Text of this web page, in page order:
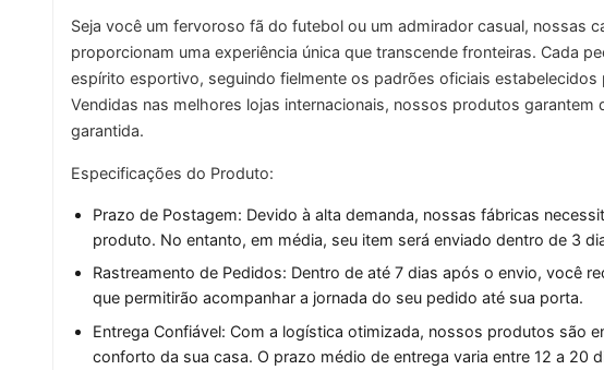
Seja você um fervoroso fã do futebol ou um admirador casual, nossas
proporcionam uma experiência única que transcende fronteiras. Cada
espírito esportivo, seguindo fielmente os padrões oficiais estabelecidos
Vendidas nas melhores lojas internacionais, nossos produtos garantem
garantida.
Especificações do Produto:
Prazo de Postagem: Devido à alta demanda, nossas fábricas
produto. No entanto, em média, seu item será enviado dentro de 3
Rastreamento de Pedidos: Dentro de até 7 dias após o envio, você
que permitirão acompanhar a jornada do seu pedido até sua porta.
Entrega Confiável: Com a logística otimizada, nossos produtos são
conforto da sua casa. O prazo médio de entrega varia entre 12 a 20